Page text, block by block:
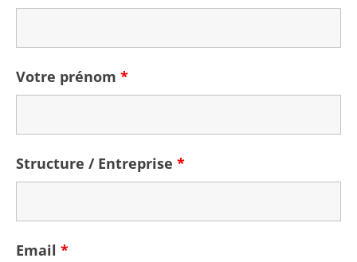
Votre prénom *
Structure / Entreprise *
Email *